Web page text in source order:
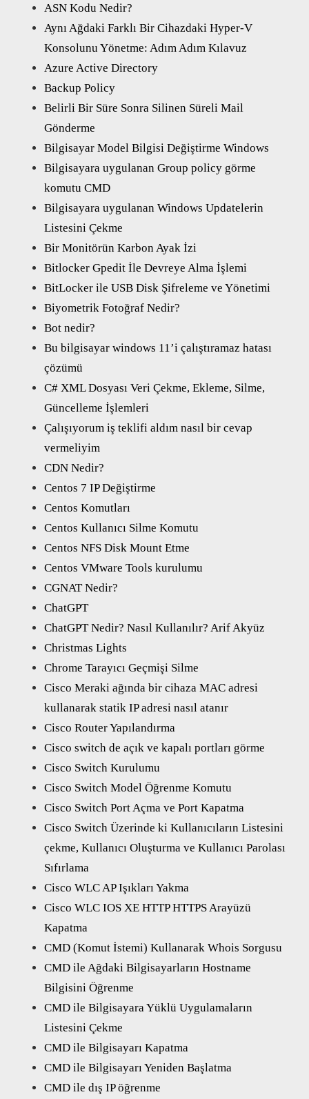
ASN Kodu Nedir?
Aynı Ağdaki Farklı Bir Cihazdaki Hyper-V
Konsolunu Yönetme: Adım Adım Kılavuz
Azure Active Directory
Backup Policy
Belirli Bir Süre Sonra Silinen Süreli Mail
Gönderme
Bilgisayar Model Bilgisi Değiştirme Windows
Bilgisayara uygulanan Group policy görme
komutu CMD
Bilgisayara uygulanan Windows Updatelerin
Listesini Çekme
Bir Monitörün Karbon Ayak İzi
Bitlocker Gpedit İle Devreye Alma İşlemi
BitLocker ile USB Disk Şifreleme ve Yönetimi
Biyometrik Fotoğraf Nedir?
Bot nedir?
Bu bilgisayar windows 11’i çalıştıramaz hatası
çözümü
C# XML Dosyası Veri Çekme, Ekleme, Silme,
Güncelleme İşlemleri
Çalışıyorum iş teklifi aldım nasıl bir cevap
vermeliyim
CDN Nedir?
Centos 7 IP Değiştirme
Centos Komutları
Centos Kullanıcı Silme Komutu
Centos NFS Disk Mount Etme
Centos VMware Tools kurulumu
CGNAT Nedir?
ChatGPT
ChatGPT Nedir? Nasıl Kullanılır? Arif Akyüz
Christmas Lights
Chrome Tarayıcı Geçmişi Silme
Cisco Meraki ağında bir cihaza MAC adresi
kullanarak statik IP adresi nasıl atanır
Cisco Router Yapılandırma
Cisco switch de açık ve kapalı portları görme
Cisco Switch Kurulumu
Cisco Switch Model Öğrenme Komutu
Cisco Switch Port Açma ve Port Kapatma
Cisco Switch Üzerinde ki Kullanıcıların Listesini
çekme, Kullanıcı Oluşturma ve Kullanıcı Parolası
Sıfırlama
Cisco WLC AP Işıkları Yakma
Cisco WLC IOS XE HTTP HTTPS Arayüzü
Kapatma
CMD (Komut İstemi) Kullanarak Whois Sorgusu
CMD ile Ağdaki Bilgisayarların Hostname
Bilgisini Öğrenme
CMD ile Bilgisayara Yüklü Uygulamaların
Listesini Çekme
CMD ile Bilgisayarı Kapatma
CMD ile Bilgisayarı Yeniden Başlatma
CMD ile dış IP öğrenme